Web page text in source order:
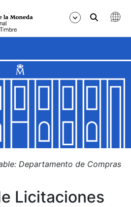
Departamento de Compras
Licitaciones